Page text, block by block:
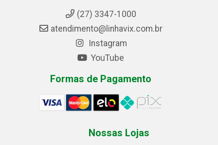
(27) 3347-1000
atendimento@linhavix.com.br
Instagram
YouTube
Formas de Pagamento
Nossas Lojas